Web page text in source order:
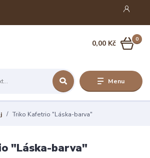
Menu
0
0,00 Kč
Triko Kafetrio "Láska-barva"
"Láska-barva"